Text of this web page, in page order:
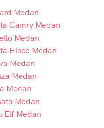
Medan
Camry Medan
Medan
Hiace Medan
Medan
Medan
Medan
Medan
Elf Medan